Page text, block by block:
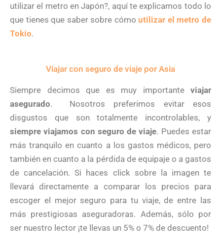
utilizar el metro en Japón?, aquí te explicamos todo lo
que tienes que saber sobre cómo utilizar el metro de
Tokio.
Viajar con seguro de viaje por Asia
Siempre decimos que es muy importante viajar
asegurado. Nosotros preferimos evitar esos
disgustos que son totalmente incontrolables, y
siempre viajamos con seguro de viaje. Puedes estar
más tranquilo en cuanto a los gastos médicos, pero
también en cuanto a la pérdida de equipaje o a gastos
de cancelación. Si haces click sobre la imagen te
llevará directamente a comparar los precios para
escoger el mejor seguro para tu viaje, de entre las
más prestigiosas aseguradoras. Además, sólo por
ser nuestro lector ¡te llevas un 5% o 7% de descuento!